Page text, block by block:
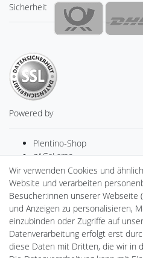
Sicherheit
Powered by
Plentino-Shop
gAGaLamp
Drohnenstore24
MeinUSB
Batteriespeicher
PlentiSolar
Gebrauchtlicht
Ledkauf
DEYESOLAR
Wir verwenden Cookies und
Website und verarbeiten
Besucher:innen unserer Webseite
und Anzeigen zu personalisieren,
einzubinden oder Zugriffe auf
Datenverarbeitung erfolgt erst
diese Daten mit Dritten, die wir in